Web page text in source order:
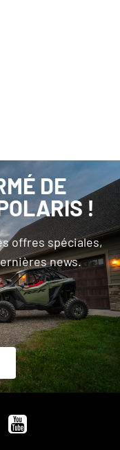
DE
!
offres spéciales,
news.